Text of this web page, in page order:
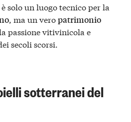
solo un luogo tecnico per la
, ma un veropatrimonio
passione vitivinicola e
secoli scorsi.
sotterranei del